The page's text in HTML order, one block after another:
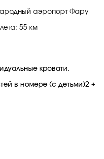
аэропорт Фару
55 км
кровати.
в номере (с детьми)2 +